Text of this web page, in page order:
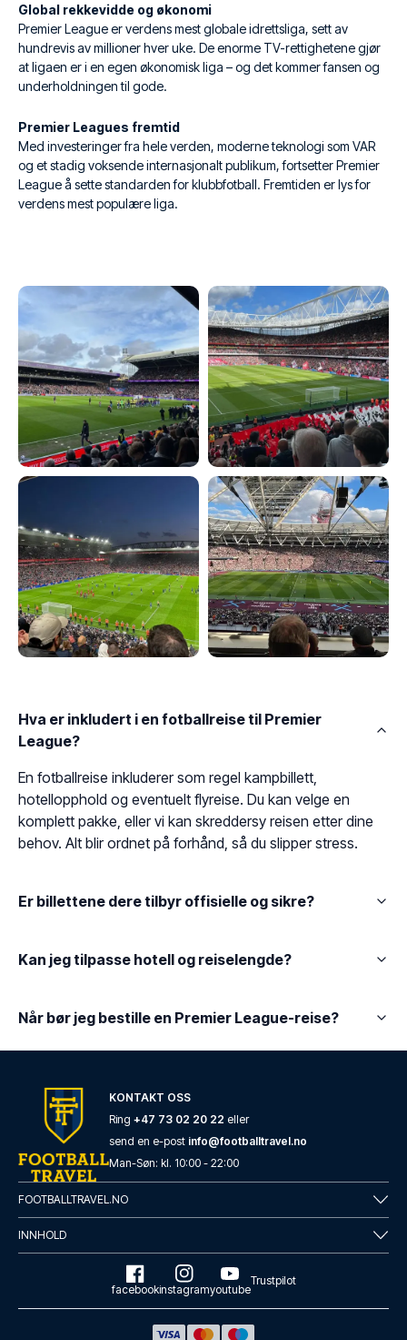
Global rekkevidde og økonomi
Premier League er verdens mest globale idrettsliga, sett av
hundrevis av millioner hver uke. De enorme TV-rettighetene gjør
at ligaen er i en egen økonomisk liga – og det kommer fansen og
underholdningen til gode.
Premier Leagues fremtid
Med investeringer fra hele verden, moderne teknologi som VAR
og et stadig voksende internasjonalt publikum, fortsetter Premier
League å sette standarden for klubbfotball. Fremtiden er lys for
verdens mest populære liga.
Hva er inkludert i en fotballreise til Premier
League?
En fotballreise inkluderer som regel kampbillett,
hotellopphold og eventuelt flyreise. Du kan velge en
komplett pakke, eller vi kan skreddersy reisen etter dine
behov. Alt blir ordnet på forhånd, så du slipper stress.
Er billettene dere tilbyr offisielle og sikre?
Kan jeg tilpasse hotell og reiselengde?
Når bør jeg bestille en Premier League-reise?
KONTAKT OSS
Ring +47 73 02 20 22 eller
send en e-post info@footballtravel.no
Man-Søn: kl. 10:00 - 22:00
FOOTBALLTRAVEL.NO
INNHOLD
facebookinstagramyoutube
Trustpilot